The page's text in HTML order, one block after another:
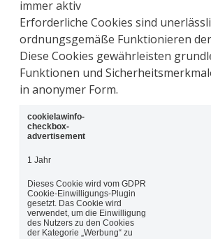
immer aktiv
Erforderliche Cookies sind
ordnungsgemäße Funktionieren
Diese Cookies gewährleisten
Funktionen und
in anonymer Form.
cookielawinfo-
checkbox-
advertisement
1 Jahr
Dieses Cookie wird vom GDPR
Cookie-Einwilligungs-Plugin
gesetzt. Das Cookie wird
verwendet, um die Einwilligung
des Nutzers zu den Cookies
der Kategorie „Werbung“ zu